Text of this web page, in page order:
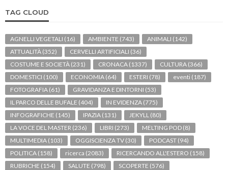
TAG CLOUD
AGNELLI VEGETALI (16) AMBIENTE (743) ANIMALI (142)
ATTUALITÀ (352) CERVELLI ARTIFICIALI (36)
COSTUME E SOCIETÀ (231) CRONACA (1337) CULTURA (366)
DOMESTICI (100) ECONOMIA (64) ESTERI (78) eventi (187)
FOTOGRAFIA (61) GRAVIDANZA E DINTORNI (53)
IL PARCO DELLE BUFALE (404) IN EVIDENZA (775)
INFOGRAFICHE (145) IPAZIA (131) JEKYLL (80)
LA VOCE DEL MASTER (236) LIBRI (273) MELTING POD (8)
MULTIMEDIA (103) OGGISCIENZA TV (30) PODCAST (94)
POLITICA (158) ricerca (2083) RICERCANDO ALL'ESTERO (158)
RUBRICHE (154) SALUTE (798) SCOPERTE (576)